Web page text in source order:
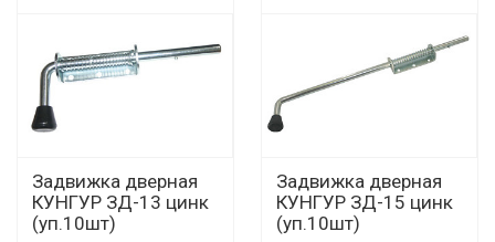
Задвижка дверная
КУНГУР ЗД-13 цинк
(уп.10шт)
Задвижка дверная
КУНГУР ЗД-15 цинк
(уп.10шт)